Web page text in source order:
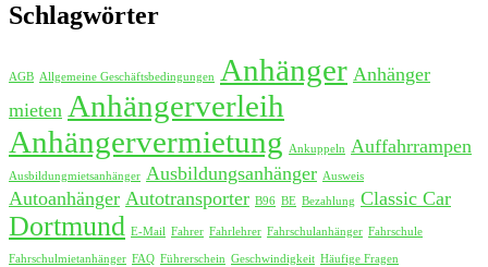
Schlagwörter
AGB Allgemeine Geschäftsbedingungen Anhänger Anhänger
mieten Anhängerverleih
Anhängervermietung Ankuppeln Auffahrrampen
Ausbildungmietsanhänger Ausbildungsanhänger Ausweis
Autoanhänger Autotransporter B96 BE Bezahlung Classic Car
Dortmund E-Mail Fahrer Fahrlehrer Fahrschulanhänger Fahrschule
Fahrschulmietanhänger FAQ Führerschein Geschwindigkeit Häufige Fragen